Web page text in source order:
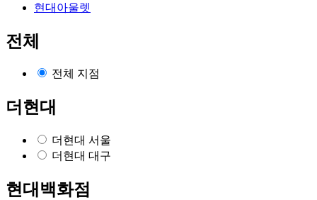
현대아울렛
전체
전체 지점
더현대
더현대 서울
더현대 대구
현대백화점